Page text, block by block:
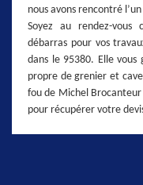
nous avons rencontré
Soyez au rendez-vous
débarras pour vos
dans le 95380. Elle
propre de grenier et
fou de Michel Brocanteur
pour récupérer votre